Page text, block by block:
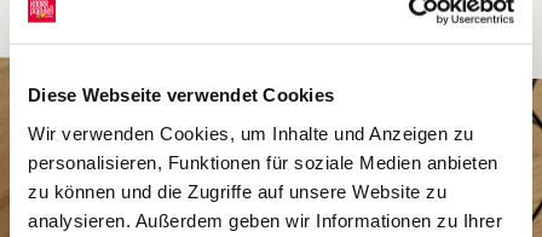
Diese Webseite verwendet Cookies
Wir verwenden Cookies, um Inhalte und Anzeigen zu
personalisieren, Funktionen für soziale Medien anbieten
zu können und die Zugriffe auf unsere Website zu
analysieren. Außerdem geben wir Informationen zu Ihrer